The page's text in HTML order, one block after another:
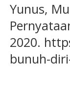
Yunus,
2020.
bunuh-